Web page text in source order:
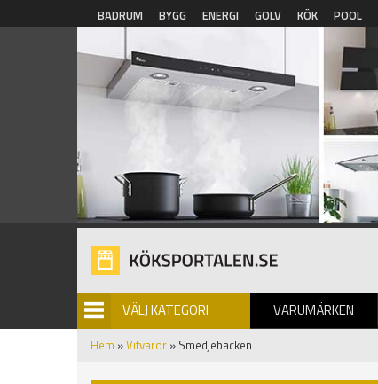
Hoppa till huvudinnehåll
BADRUM BYGG ENERGI GOLV KÖK POOL
VÄLJ KATEGORI VARUMÄRKEN
BILDGALLERI
Hem »Vitvaror » Smedjebacken